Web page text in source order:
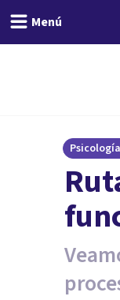
Menú